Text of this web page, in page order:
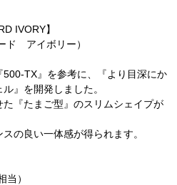
IVORY】
ド アイボリー）
TX』を参考に、『より目深にか
』を開発しました。
『たまご型』のスリムシェイプが
の良い一体感が得られます。
当）